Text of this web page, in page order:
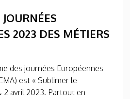
2023 DES MÉTIERS
des journées Européennes
est « Sublimer le
2 avril 2023. Partout en